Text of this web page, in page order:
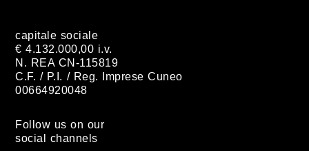
capitale sociale
€ 4.132.000,00 i.v.
N. REA CN-115819
C.F. / P.I. / Reg. Imprese Cuneo
00664920048
Follow us on our
social channels